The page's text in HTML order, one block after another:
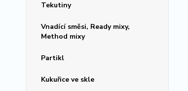
Tekutiny
Vnadící směsi, Ready mixy,
Method mixy
Partikl
Kukuřice ve skle